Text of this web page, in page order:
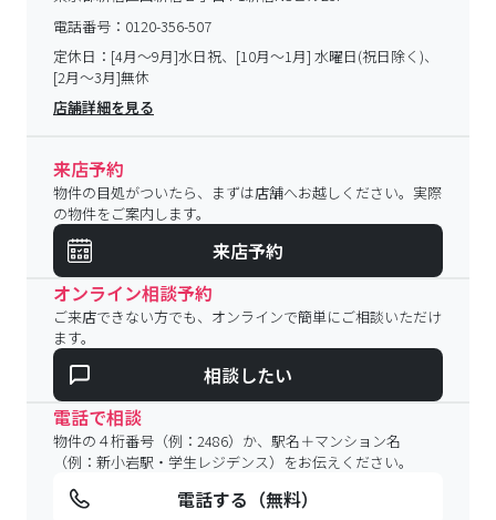
電話番号： 0120-356-507
定休日： [4月～9月]水日祝、[10月～1月] 水曜日(祝日除く)、
[2月～3月]無休
店舗詳細を見る
来店予約
物件の目処がついたら、まずは店舗へお越しください。実際
の物件をご案内します。
来店予約
オンライン相談予約
ご来店できない方でも、オンラインで簡単にご相談いただけ
ます。
相談したい
電話で相談
物件の４桁番号（例：2486）か、駅名＋マンション名
（例：新小岩駅・学生レジデンス）をお伝えください。
電話する（無料）